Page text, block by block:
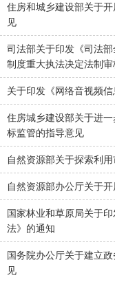
住房和城乡建设部关于
见
司法部关于印发《司法
制度重大执法决定法制
关于印发《网络音视频
住房城乡建设部关于进
标监管的指导意见
自然资源部关于探索利
自然资源部办公厅关于
国家林业和草原局关于
法》的通知
国务院办公厅关于建立
见